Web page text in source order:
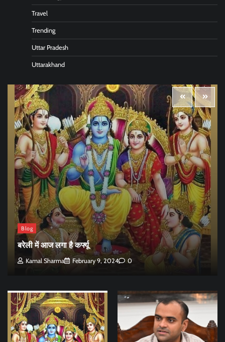
Travel
Trending
Uttar Pradesh
Uttarakhand
Blog
बरेली में आज लगा है कर्फ्यू
Kamal Sharma February 9, 2024 0